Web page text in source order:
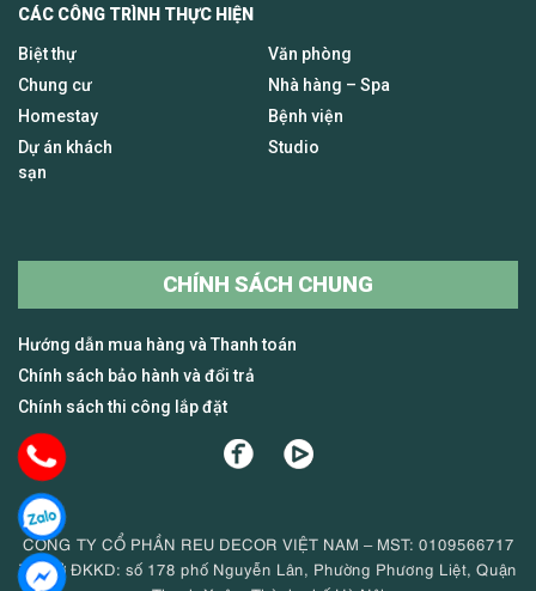
CÁC CÔNG TRÌNH THỰC HIỆN
Biệt thự
Chung cư
Homestay
Dự án khách
sạn
Văn phòng
Nhà hàng – Spa
Bệnh viện
Studio
CHÍNH SÁCH CHUNG
Hướng dẫn mua hàng và Thanh toán
Chính sách bảo hành và đổi trả
Chính sách thi công lắp đặt
CÔNG TY CỔ PHẦN REU DECOR VIỆT NAM – MST: 0109566717
Trụ sở ĐKKD: số 178 phố Nguyễn Lân, Phường Phương Liệt, Quận